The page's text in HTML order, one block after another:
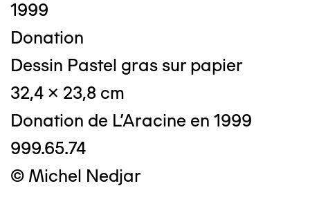
1999
Donation
Dessin Pastel gras sur papier
32,4 x 23,8 cm
Donation de L'Aracine en 1999
999.65.74
© Michel Nedjar